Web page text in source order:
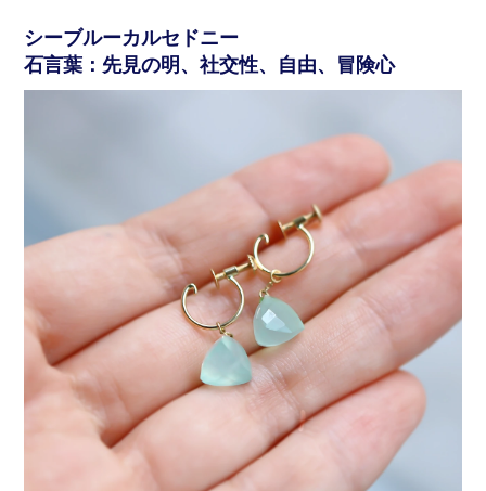
シーブルーカルセドニー
石言葉：先見の明、社交性、自由、冒険心